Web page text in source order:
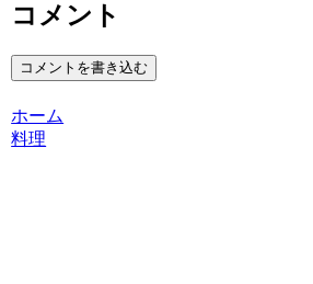
コメント
コメントを書き込む
ホーム
料理